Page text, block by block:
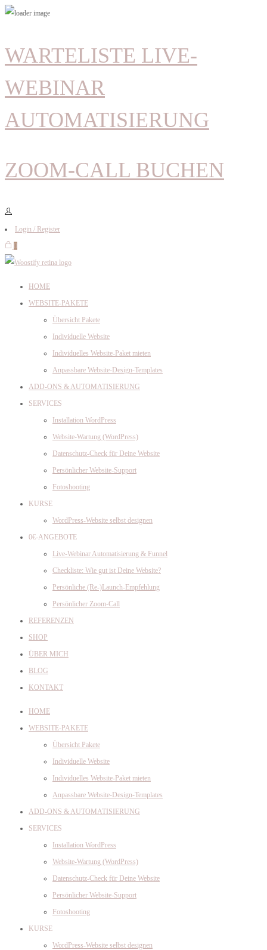
WARTELISTE LIVE-
WEBINAR
AUTOMATISIERUNG
ZOOM-CALL BUCHEN
Login / Register
0
HOME
WEBSITE-PAKETE
Übersicht Pakete
Individuelle Website
Individuelles Website-Paket mieten
Anpassbare Website-Design-Templates
ADD-ONS & AUTOMATISIERUNG
SERVICES
Installation WordPress
Website-Wartung (WordPress)
Datenschutz-Check für Deine Website
Persönlicher Website-Support
Fotoshooting
KURSE
WordPress-Website selbst designen
0€-ANGEBOTE
Live-Webinar Automatisierung & Funnel
Checkliste: Wie gut ist Deine Website?
Persönliche (Re-)Launch-Empfehlung
Persönlicher Zoom-Call
REFERENZEN
SHOP
ÜBER MICH
BLOG
KONTAKT
HOME
WEBSITE-PAKETE
Übersicht Pakete
Individuelle Website
Individuelles Website-Paket mieten
Anpassbare Website-Design-Templates
ADD-ONS & AUTOMATISIERUNG
SERVICES
Installation WordPress
Website-Wartung (WordPress)
Datenschutz-Check für Deine Website
Persönlicher Website-Support
Fotoshooting
KURSE
WordPress-Website selbst designen